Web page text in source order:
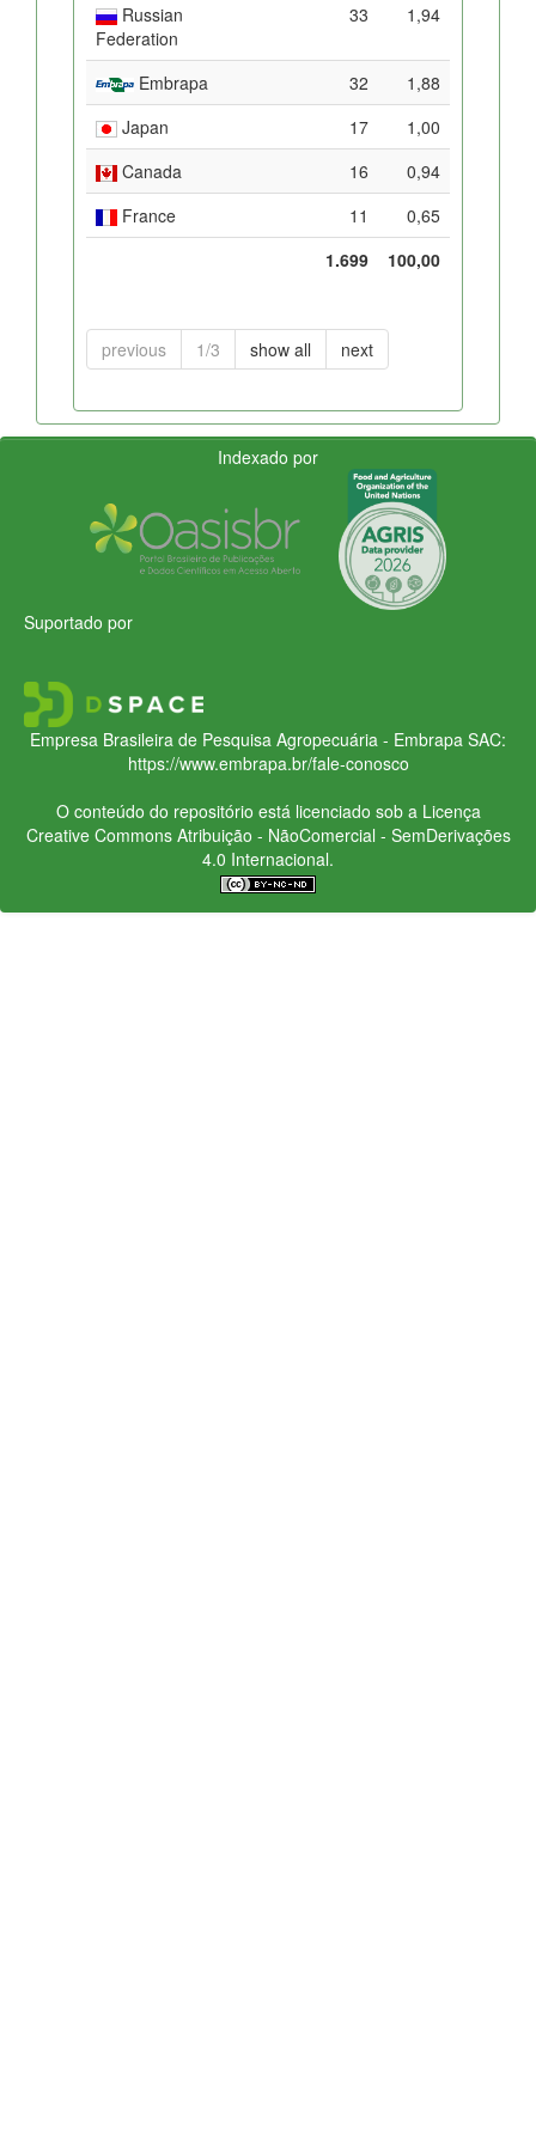
Russian
Federation
33 1,94
Embrapa 32
1,88
Japan
17
1,00
Canada
16
0,94
France
11
0,65
1.699
100,00
previous 1/3 show all next
Indexado por
Suportado por
Empresa Brasileira de Pesquisa Agropecuária - Embrapa SAC:
https://www.embrapa.br/fale-conosco
O conteúdo do repositório está licenciado sob a Licença
Creative CommonsAtribuição - NãoComercial - SemDerivações
4.0 Internacional.